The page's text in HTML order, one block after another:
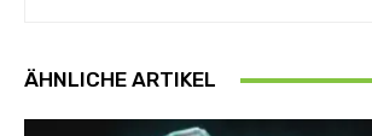
ÄHNLICHE ARTIKEL